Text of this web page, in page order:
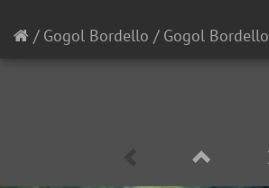
/ Gogol Bordello / Gogol Bordello